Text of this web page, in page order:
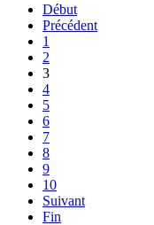
Début
Précédent
1
2
3
4
5
6
7
8
9
10
Suivant
Fin